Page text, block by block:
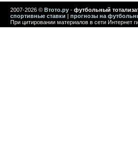
2007-2026 © Втото.ру - футбольный
спортивные ставки | прогнозы на
При цитировании материалов в сети Интернет